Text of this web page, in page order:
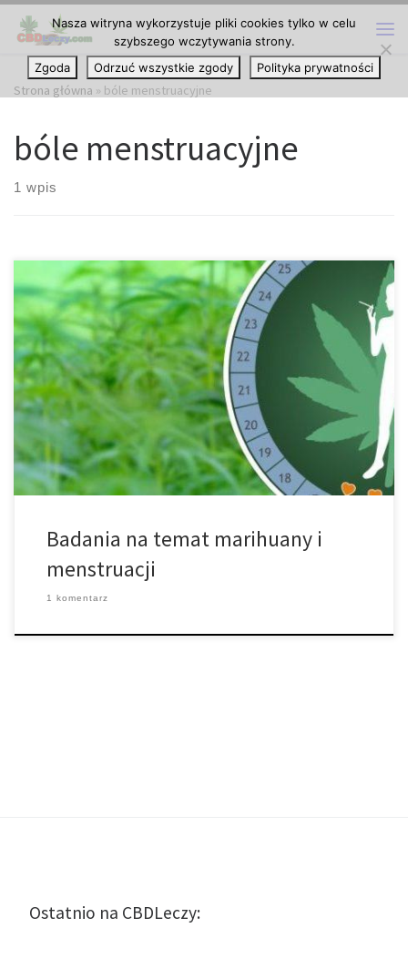
Przejdź do treści
Strona główna » bóle menstruacyjne
bóle menstruacyjne
1 wpis
Stosowanie cannabis przez kobiety z pewnością nie jest nowym
zjawiskiem. Istnieją historie dotyczące królowej Wiktorii, która
stosowała marihuanę, aby złagodzić bolące miesiączki. Whoopi
Goldberg zaczęła promować korzyści marihuany w okresie
menstruacji, uruchamiając własną linię medycznej marihuany na
skurcze miesiączkowe. Do tej pory nie powstało zbyt wiele badań
na temat dokładnych […]
Badania na temat marihuany i
menstruacji
1 komentarz
Ostatnio na CBDLeczy:
Nasza witryna wykorzystuje pliki cookies tylko w celu
szybszego wczytywania strony.
Zgoda
Odrzuć wszystkie zgody Polityka prywatności